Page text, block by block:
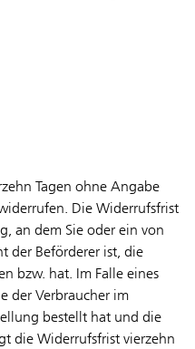
Tagen ohne Angabe
Die Widerrufsfrist
an dem Sie oder ein von
der Beförderer ist, die
bzw. hat. Im Falle eines
der Verbraucher im
bestellt hat und die
die Widerrufsfrist vierzehn